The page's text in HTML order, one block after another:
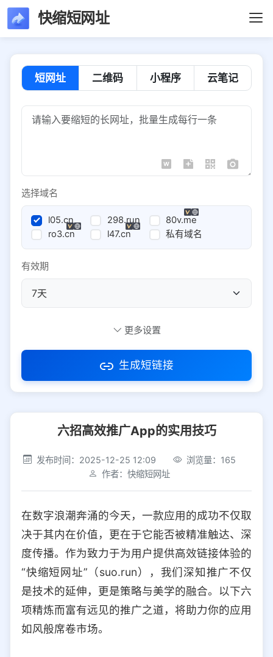
快缩短网址
短网址 二维码 小程序 云笔记
选择域名
l05.cn 298.run
80v.me
ro3.cn
l47.cn 私有域名
有效期
访问密码
社交平台 电商平台
选择防红平台类型，避免链接被拦截
iOS Android PC 其他
选择允许访问的平台类型
更多设置
生成短链接
六招高效推广App的实用技巧
发布时间：2025-12-25 12:09
浏览量：165
作者：快缩短网址
在数字浪潮奔涌的今天，一款应用的成功不仅取
决于其内在价值，更在于它能否被精准触达、深
度传播。作为致力于为用户提供高效链接体验的
“快缩短网址”（suo.run），我们深知推广不仅
是技术的延伸，更是策略与美学的融合。以下六
项精炼而富有远见的推广之道，将助力你的应用
如风般席卷市场。